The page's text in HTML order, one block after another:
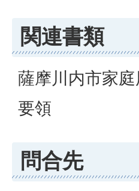
関連書類
薩摩川内市家
要領
問合先